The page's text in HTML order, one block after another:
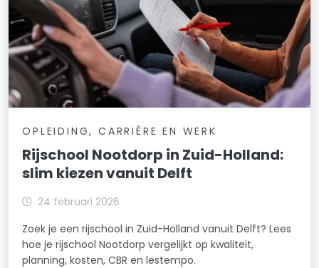
OPLEIDING, CARRIÈRE EN WERK
Rijschool Nootdorp in Zuid-Holland:
slim kiezen vanuit Delft
24 februari 2026
Zoek je een rijschool in Zuid-Holland vanuit Delft? Lees
hoe je rijschool Nootdorp vergelijkt op kwaliteit,
planning, kosten, CBR en lestempo.